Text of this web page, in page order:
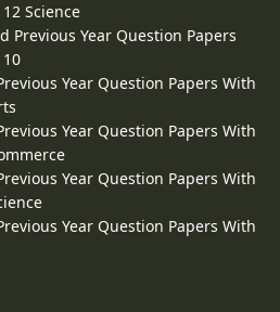
Science
Previous Year Question Papers
Year Question Papers With
Year Question Papers With
Year Question Papers With
Year Question Papers With